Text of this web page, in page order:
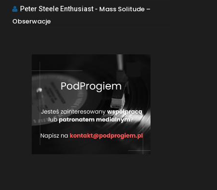
Peter Steele Enthusiast - Mass Solitude –
Obserwacje